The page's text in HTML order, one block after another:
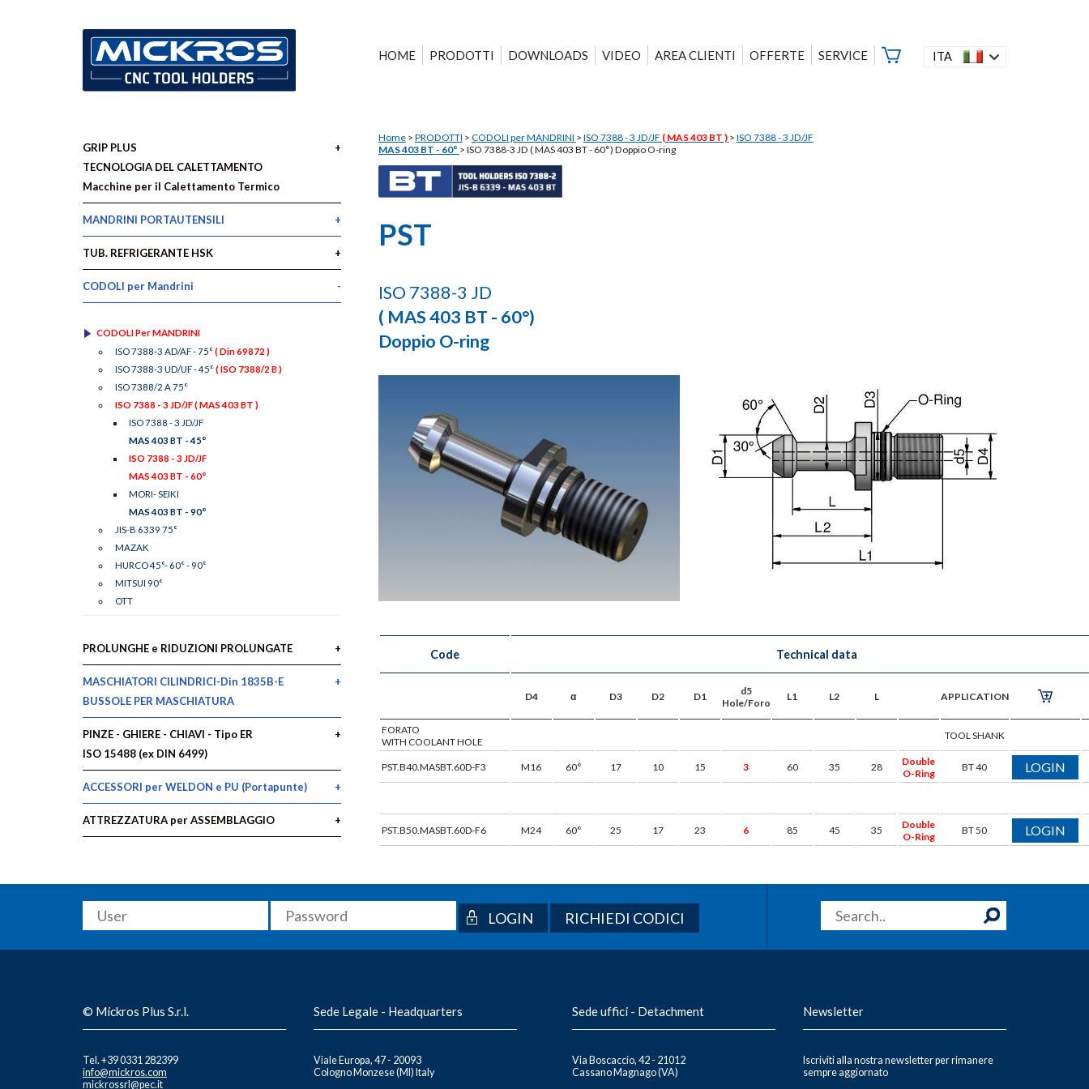
ITA
HOME PRODOTTI DOWNLOADS VIDEO AREA CLIENTI OFFERTE SERVICE
Home> PRODOTTI > CODOLI per MANDRINI > ISO 7388 - 3 JD/JF ( MAS 403 BT ) > ISO 7388 - 3 JD/JF
MAS 403 BT - 60° > ISO 7388-3 JD ( MAS 403 BT - 60°) Doppio O-ring
PST
ISO 7388-3 JD
( MAS 403 BT - 60°)
Doppio O-ring
Code Technical data
D4 α D3 D2 D1
d5
Hole/Foro
L1 L2 L APPLICATION
FORATO
WITH COOLANT HOLE
TOOL SHANK
PST.B40.MASBT.60D-F3 M16 60° 17 10 15 3 60 35 28
Double
O-Ring
BT 40 LOGIN
PST.B50.MASBT.60D-F6 M24 60° 25 17 23 6 85 45 35
Double
O-Ring
BT 50 LOGIN
GRIP PLUS
TECNOLOGIA DEL CALETTAMENTO
Macchine per il Calettamento Termico
MANDRINI PORTAUTENSILI
TUB. REFRIGERANTE HSK
CODOLI per Mandrini
CODOLI Per MANDRINI
ISO 7388-3 AD/AF - 75°( Din 69872 )
ISO 7388-3 UD/UF - 45°( ISO 7388/2 B )
ISO 7388/2 A 75°
ISO 7388 - 3 JD/JF( MAS 403 BT )
ISO 7388 - 3 JD/JF
MAS 403 BT - 45°
ISO 7388 - 3 JD/JF
MAS 403 BT - 60°
MORI- SEIKI
MAS 403 BT - 90°
JIS-B 6339 75°
MAZAK
HURCO 45°- 60° - 90°
MITSUI 90°
OTT
PROLUNGHE e RIDUZIONI PROLUNGATE
MASCHIATORI CILINDRICI-Din 1835B-E
BUSSOLE PER MASCHIATURA
PINZE - GHIERE - CHIAVI - Tipo ER
ISO 15488 (ex DIN 6499)
ACCESSORI per WELDON e PU (Portapunte)
ATTREZZATURA per ASSEMBLAGGIO
RICHIEDI CODICI
© Mickros Plus S.r.l.
Tel. +39 0331 282399
info@mickros.com
mickrossrl@pec.it
Sede Legale - Headquarters
Viale Europa, 47 - 20093
Cologno Monzese (MI) Italy
Sede uffici - Detachment
Via Boscaccio, 42 - 21012
Cassano Magnago (VA)
Newsletter
Iscriviti alla nostra newsletter per rimanere
sempre aggiornato